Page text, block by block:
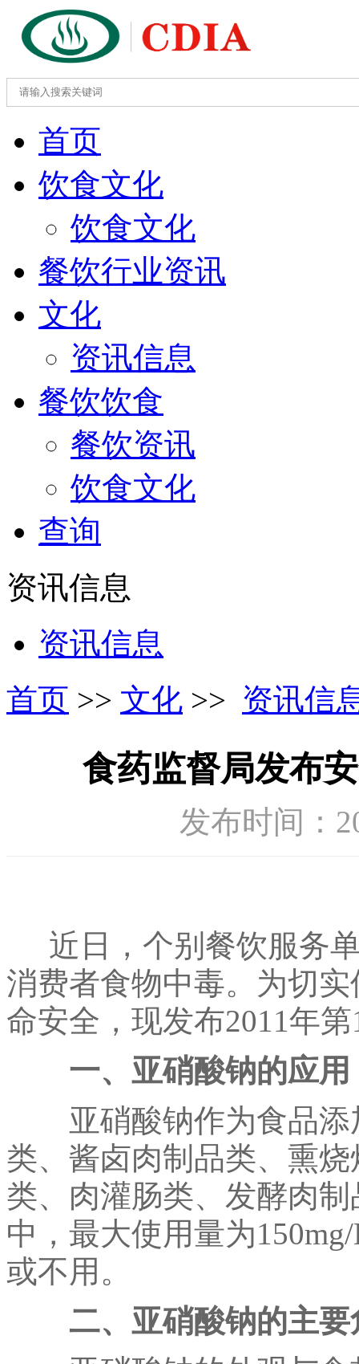
首页
饮食文化
饮食文化
餐饮行业资讯
文化
资讯信息
餐饮饮食
餐饮资讯
饮食文化
查询
资讯信息
资讯信息
首页 >> 文化 >> 资讯信
食药监督局发布
发布时间：
近日，个别餐饮服务
消费者食物中毒。为切
命安全，现发布2011年
一、亚硝酸钠的应用
亚硝酸钠作为食品添
类、酱卤肉制品类、熏
类、肉灌肠类、发酵肉
中，最大使用量为
或不用。
二、亚硝酸钠的主要